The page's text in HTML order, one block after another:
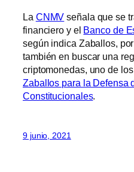
La CNMV señala que se
financiero y el Banco de
según indica Zaballos,
también en buscar una
criptomonedas, uno de
Zaballos para la Defensa
Constitucionales.
9 junio, 2021